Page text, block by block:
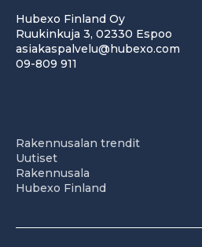
Hubexo Finland Oy
Ruukinkuja 3, 02330 Espoo
asiakaspalvelu@hubexo.com
09-809 911
Rakennusalan trendit
Uutiset
Rakennusala
Hubexo Finland